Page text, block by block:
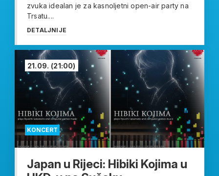
zvuka idealan je za kasnoljetni open-air party na
Trsatu....
DETALJNIJE
KONCERT
21.09. (21:00)
Japan u Rijeci: Hibiki Kojima u